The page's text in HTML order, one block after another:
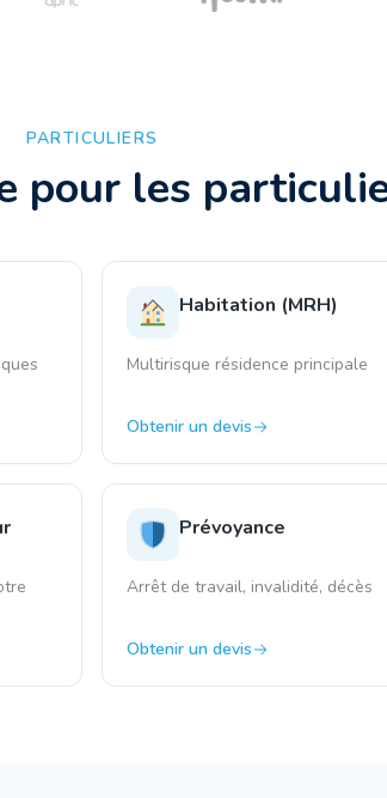
PARTICULIERS
pour les
Habitation (MRH)
Multirisque résidence principale
Obtenir un devis
Prévoyance
Arrêt de travail, invalidité, décès
Obtenir un devis